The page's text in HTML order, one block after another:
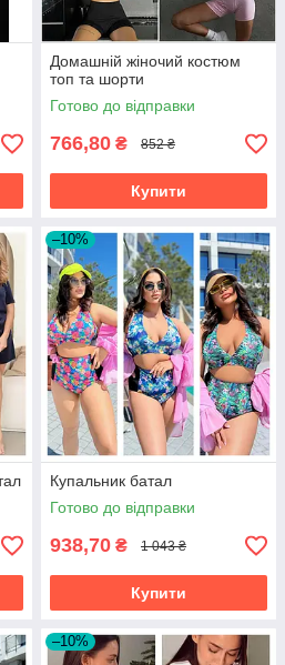
Домашній жіночий костюм
топ та шорти
Готово до відправки
766,80 ₴ 852 ₴
Купити
–10%
Купальник батал
Готово до відправки
938,70 ₴ 1 043 ₴
Купити
–10%